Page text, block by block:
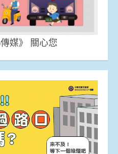
媒》 關心您